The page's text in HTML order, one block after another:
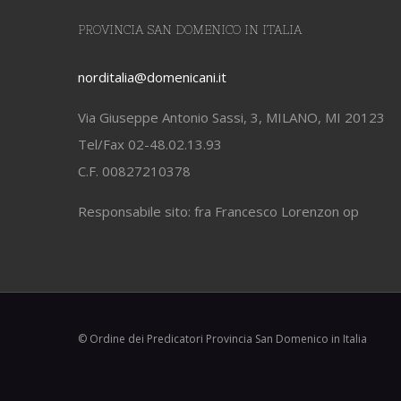
PROVINCIA SAN DOMENICO IN ITALIA
norditalia@domenicani.it
Via Giuseppe Antonio Sassi, 3, MILANO, MI 20123
Tel/Fax 02-48.02.13.93
C.F. 00827210378
Responsabile sito: fra Francesco Lorenzon op
© Ordine dei Predicatori Provincia San Domenico in Italia